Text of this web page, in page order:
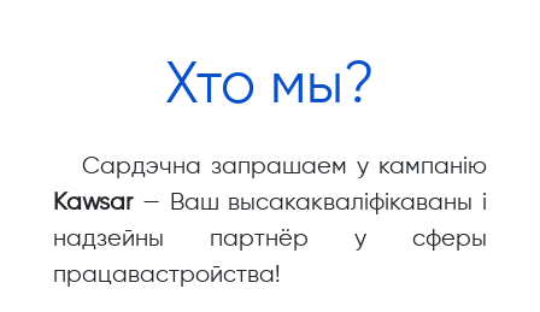
Хто мы?
Сардэчна запрашаем у кампанію
Kawsar— Ваш высакакваліфікаваны і
надзейны партнёр у сферы
працавастройства!